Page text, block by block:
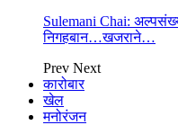
Sulemani Chai:
निगहबान…खजराने…
Prev Next
कारोबार
खेल
मनोरंजन